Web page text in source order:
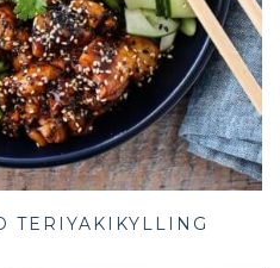
TERIYAKIKYLLING